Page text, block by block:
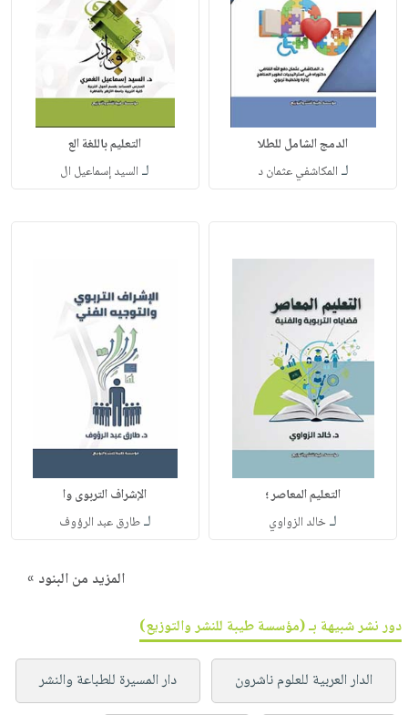
الدمج الشامل للطلا
لـ المكاشفي عثمان د
التعليم باللغة الع
لـ السيد إسماعيل ال
التعليم المعاصر ؛
لـخالد الزواوي
الإشراف التربوى وا
لـطارق عبد الرؤوف
المزيد من البنود »
دور نشر شبيهة بـ (مؤسسة طيبة للنشر والتوزيع)
الدار العربية للعلوم ناشرون دار المسيرة للطباعة والنشر